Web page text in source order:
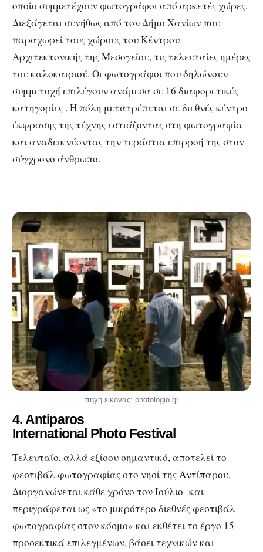
οποίο συμμετέχουν φωτογράφοι από αρκετές χώρες.
Διεξάγεται συνήθως από τον Δήμο Χανίων που
παραχωρεί τους χώρους του Κέντρου
Αρχιτεκτονικής της Μεσογείου, τις τελευταίες ημέρες
του καλοκαιριού. Οι φωτογράφοι που δηλώνουν
συμμετοχή επιλέγουν ανάμεσα σε 16 διαφορετικές
κατηγορίες . Η πόλη μετατρέπεται σε διεθνές κέντρο
έκφρασης της τέχνης εστιάζοντας στη φωτογραφία
και αναδεικνύοντας την τεράστια επιρροή της στον
σύγχρονο άνθρωπο.
πηγή εικόνας: photologio.gr
4. Antiparos
International Photo Festival
Τελευταίο, αλλά εξίσου σημαντικό, αποτελεί το
φεστιβάλ φωτογραφίας στο νησί τηςΑντίπαρου.
Διοργανώνεται κάθε χρόνο τον Ιούλιο και
περιγράφεται ως «το μικρότερο διεθνές φεστιβάλ
φωτογραφίας στον κόσμο» και εκθέτει το έργο 15
προσεκτικά επιλεγμένων, βάσει τεχνικών και